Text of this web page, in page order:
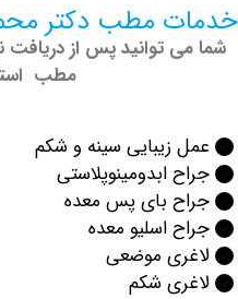
مطب دکتر محمد
توانید پس از دریافت نوبت از
مطب استفاده
زیبایی سینه و شکم
ابدومینوپلاستی
بای پس معده
اسلیو معده
موضعی
شکم